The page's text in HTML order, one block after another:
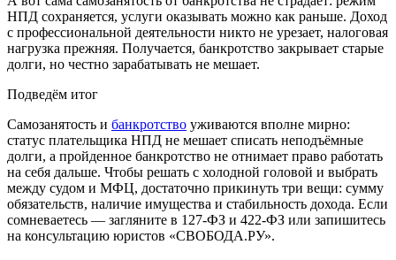
НПД сохраняется, услуги оказывать можно как раньше. Доход
с профессиональной деятельности никто не урезает, налоговая
нагрузка прежняя. Получается, банкротство закрывает старые
долги, но честно зарабатывать не мешает.
Подведём итог
Самозанятость и банкротство уживаются вполне мирно:
статус плательщика НПД не мешает списать неподъёмные
долги, а пройденное банкротство не отнимает право работать
на себя дальше. Чтобы решать с холодной головой и выбрать
между судом и МФЦ, достаточно прикинуть три вещи: сумму
обязательств, наличие имущества и стабильность дохода. Если
сомневаетесь — загляните в 127-ФЗ и 422-ФЗ или запишитесь
на консультацию юристов «СВОБОДА.РУ».